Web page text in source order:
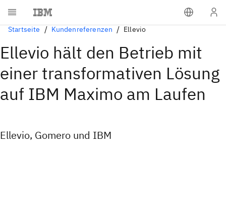
Startseite Kundenreferenzen Ellevio
Ellevio hält den Betrieb mit
einer transformativen Lösung
auf IBM Maximo am Laufen
Ellevio, Gomero und IBM